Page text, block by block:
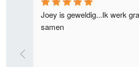
Joey is geweldig...Ik werk
samen